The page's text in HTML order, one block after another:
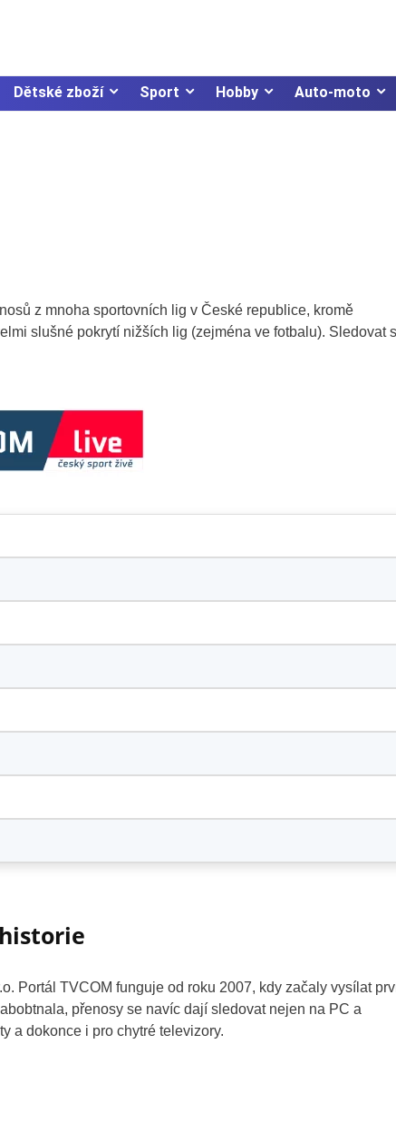
Dětské zboží Sport Hobby Auto-moto
z mnoha sportovních lig v České republice, kromě
slušné pokrytí nižších lig (zejména ve fotbalu). Sledovat
Portál TVCOM funguje od roku 2007, kdy začaly vysílat
přenosy se navíc dají sledovat nejen na PC a
a dokonce i pro chytré televizory.